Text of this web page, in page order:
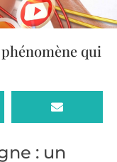
qui
: un